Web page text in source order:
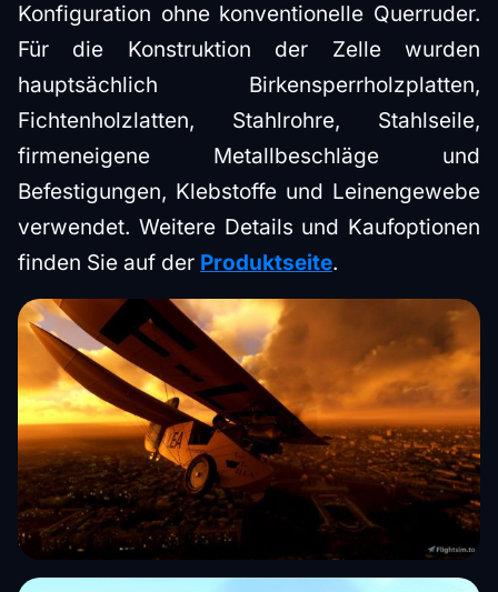
Konfiguration ohne konventionelle Querruder.
Für die Konstruktion der Zelle wurden
hauptsächlich Birkensperrholzplatten,
Fichtenholzlatten, Stahlrohre, Stahlseile,
firmeneigene Metallbeschläge und
Befestigungen, Klebstoffe und Leinengewebe
verwendet. Weitere Details und Kaufoptionen
finden Sie auf der Produktseite.